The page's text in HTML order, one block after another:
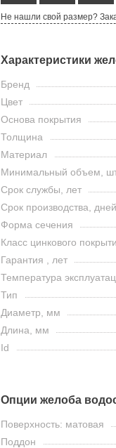
Не нашли свой размер?
Характеристики
Бренд
Цвет
Основа покрытия
Толщина
Материал
Минимальный объем,
Срок службы, лет
Срок производства, дней
Форма сечения
Класс цинкового
Гарантия , лет
Температура
Тип
Диаметр, мм
Длина, мм
Id
Опции желоба
Поверхность: матовая
Поддон